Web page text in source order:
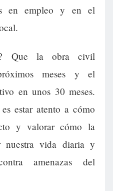
en empleo y en el
Que la obra civil
meses y el
en unos 30 meses.
estar atento a cómo
y valorar cómo la
nuestra vida diaria y
amenazas del